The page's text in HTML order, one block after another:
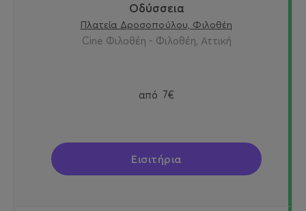
Οδύσσεια
Πλατεία Δροσοπούλου, Φιλοθέη
Cine Φιλοθέη - Φιλοθέη, Αττική
από 7€
Εισιτήρια